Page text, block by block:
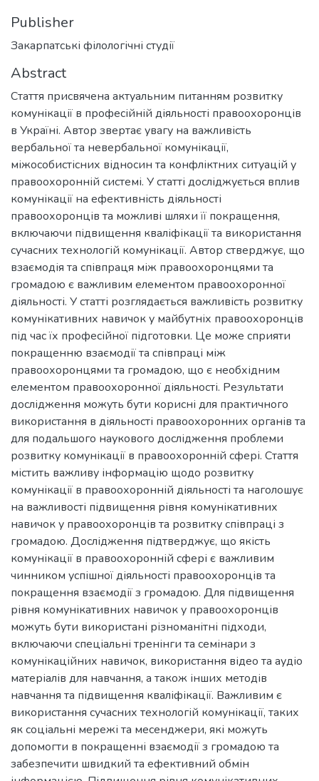
Publisher
Закарпатські філологічні студії
Abstract
Стаття присвячена актуальним питанням розвитку
комунікації в професійній діяльності правоохоронців
в Україні. Автор звертає увагу на важливість
вербальної та невербальної комунікації,
міжособистісних відносин та конфліктних ситуацій у
правоохоронній системі. У статті досліджується вплив
комунікації на ефективність діяльності
правоохоронців та можливі шляхи її покращення,
включаючи підвищення кваліфікації та використання
сучасних технологій комунікації. Автор стверджує, що
взаємодія та співпраця між правоохоронцями та
громадою є важливим елементом правоохоронної
діяльності. У статті розглядається важливість розвитку
комунікативних навичок у майбутніх правоохоронців
під час їх професійної підготовки. Це може сприяти
покращенню взаємодії та співпраці між
правоохоронцями та громадою, що є необхідним
елементом правоохоронної діяльності. Результати
дослідження можуть бути корисні для практичного
використання в діяльності правоохоронних органів та
для подальшого наукового дослідження проблеми
розвитку комунікації в правоохоронній сфері. Стаття
містить важливу інформацію щодо розвитку
комунікації в правоохоронній діяльності та наголошує
на важливості підвищення рівня комунікативних
навичок у правоохоронців та розвитку співпраці з
громадою. Дослідження підтверджує, що якість
комунікації в правоохоронній сфері є важливим
чинником успішної діяльності правоохоронців та
покращення взаємодії з громадою. Для підвищення
рівня комунікативних навичок у правоохоронців
можуть бути використані різноманітні підходи,
включаючи спеціальні тренінги та семінари з
комунікаційних навичок, використання відео та аудіо
матеріалів для навчання, а також інших методів
навчання та підвищення кваліфікації. Важливим є
використання сучасних технологій комунікації, таких
як соціальні мережі та месенджери, які можуть
допомогти в покращенні взаємодії з громадою та
забезпечити швидкий та ефективний обмін